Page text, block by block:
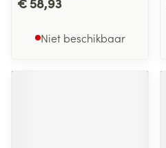
Niet beschikbaar